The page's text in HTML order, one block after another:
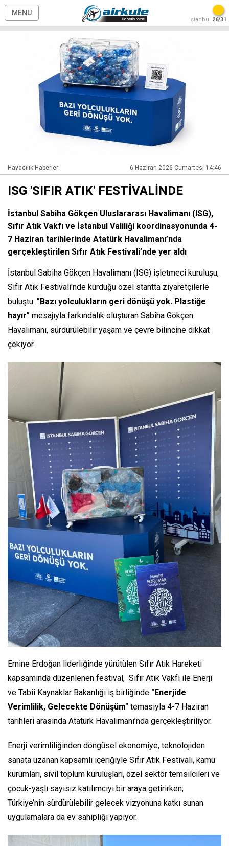
MENÜ
İstanbul 26/31
Havacılık Haberleri 6 Haziran 2026 Cumartesi 14:46
ISG 'SIFIR ATIK' FESTİVALİNDE
İstanbul Sabiha Gökçen Uluslararası Havalimanı (ISG),
Sıfır Atık Vakfı ve İstanbul Valiliği koordinasyonunda 4-
7 Haziran tarihlerinde Atatürk Havalimanı’nda
gerçekleştirilen Sıfır Atık Festivali’nde yer aldı
İstanbul Sabiha Gökçen Havalimanı (ISG) işletmeci kuruluşu,
Sıfır Atık Festivali'nde kurduğu özel stantta ziyaretçilerle
buluştu. "Bazı yolculukların geri dönüşü yok. Plastiğe
hayır" mesajıyla farkındalık oluşturan Sabiha Gökçen
Havalimanı, sürdürülebilir yaşam ve çevre bilincine dikkat
çekiyor.
Emine Erdoğan liderliğinde yürütülen Sıfır Atık Hareketi
kapsamında düzenlenen festival, Sıfır Atık Vakfı ile Enerji
ve Tabii Kaynaklar Bakanlığı iş birliğinde "Enerjide
Verimlilik, Gelecekte Dönüşüm" temasıyla 4-7 Haziran
tarihleri arasında Atatürk Havalimanı’nda gerçekleştiriliyor.
Enerji verimliliğinden döngüsel ekonomiye, teknolojiden
sanata uzanan kapsamlı içeriğiyle Sıfır Atık Festivali, kamu
kurumları, sivil toplum kuruluşları, özel sektör temsilcileri ve
çocuk-yaşlı sayısız katılımcıyı bir araya getirirken;
Türkiye’nin sürdürülebilir gelecek vizyonuna katkı sunan
uygulamalara da ev sahipliği yapıyor.